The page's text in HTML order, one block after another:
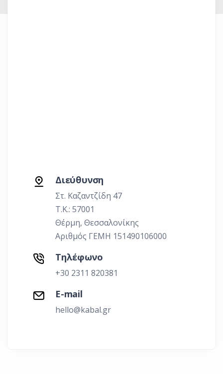
Διεύθυνση
Στ. Καζαντζίδη 47
Τ.Κ.: 57001
Θέρμη, Θεσσαλονίκης
Αριθμός ΓΕΜΗ 151490106000
Τηλέφωνο
+30 2311 820381
E-mail
hello@kabal.gr